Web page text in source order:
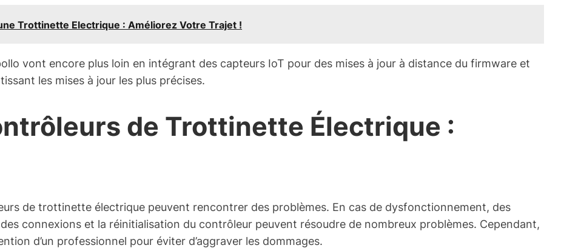
Trottinette Electrique : Améliorez Votre Trajet !
vont encore plus loin en intégrant des capteurs IoT pour des mises à jour à distance du firmware et
les mises à jour les plus précises.
de Trottinette Électrique :
de trottinette électrique peuvent rencontrer des problèmes. En cas de dysfonctionnement, des
connexions et la réinitialisation du contrôleur peuvent résoudre de nombreux problèmes. Cependant,
d’un professionnel pour éviter d’aggraver les dommages.